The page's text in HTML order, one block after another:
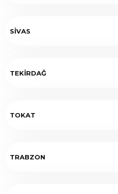
SİVAS
TEKİRDAĞ
TOKAT
TRABZON